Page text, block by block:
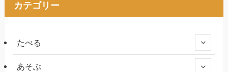
カテゴリー
たべる
あそぶ